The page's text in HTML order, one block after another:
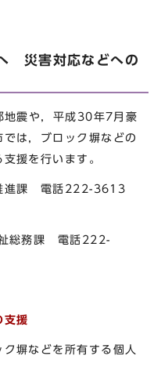
災害対応などへの
震や，平成30年7月豪
は，ブロック塀などの
援を行います。
進課 電話222-3613
課 電話222-
支援
塀などを所有する個人